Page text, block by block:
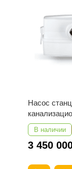
РИФ ОП-4
В наличии
132 125